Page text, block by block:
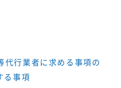
代行業者に求める事項の
る事項